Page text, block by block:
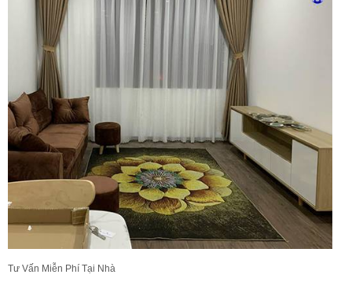
Tư Vấn Miễn Phí Tại Nhà